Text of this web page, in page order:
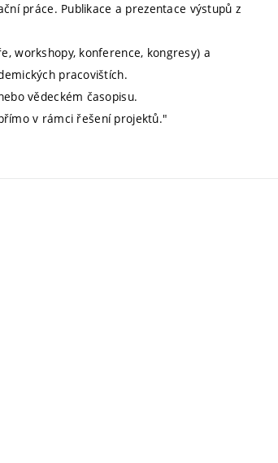
práce. Publikace a prezentace výstupů z
workshopy, konference, kongresy) a
pracovištích.
vědeckém časopisu.
v rámci řešení projektů."